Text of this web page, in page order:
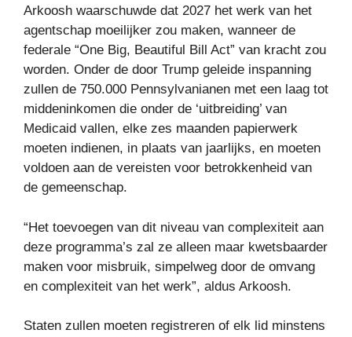
Arkoosh waarschuwde dat 2027 het werk van het
agentschap moeilijker zou maken, wanneer de
federale “One Big, Beautiful Bill Act” van kracht zou
worden. Onder de door Trump geleide inspanning
zullen de 750.000 Pennsylvanianen met een laag tot
middeninkomen die onder de ‘uitbreiding’ van
Medicaid vallen, elke zes maanden papierwerk
moeten indienen, in plaats van jaarlijks, en moeten
voldoen aan de vereisten voor betrokkenheid van
de gemeenschap.
“Het toevoegen van dit niveau van complexiteit aan
deze programma’s zal ze alleen maar kwetsbaarder
maken voor misbruik, simpelweg door de omvang
en complexiteit van het werk”, aldus Arkoosh.
Staten zullen moeten registreren of elk lid minstens